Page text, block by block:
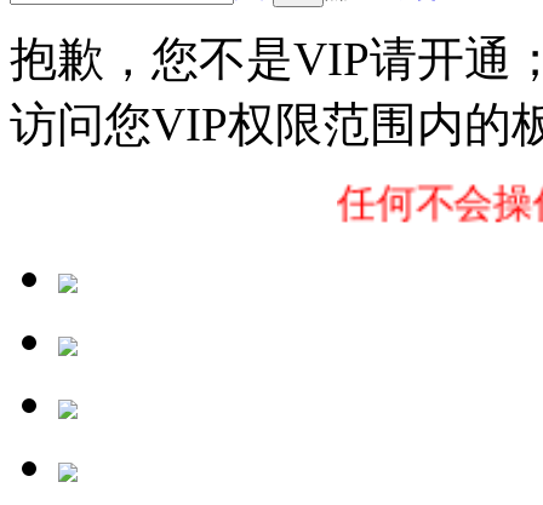
抱歉，您不是VIP请开通
访问您VIP权限范围内的
任何不会操